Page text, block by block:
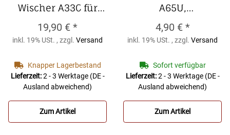
Wischer A33C für
gebogenes
Sopransaxophon
BG
A33C für gebogenes
Sopransaxophon
19,90 € *
inkl. 19% USt. , zzgl. Versand
Knapper Lagerbestand
Lieferzeit:2 - 3 Werktage (DE -
Ausland abweichend)
Zum Artikel
A65U,
Klarinette,Oboe,Flöte,
Mikrofaser 1 Stück
A65U,
Klarinette,Oboe,Flöte,
Mikrofaser 1 Stück
4,90 € *
inkl. 19% USt. , zzgl. Versand
Sofort verfügbar
Lieferzeit:2 - 3 Werktage (DE -
Ausland abweichend)
Zum Artikel